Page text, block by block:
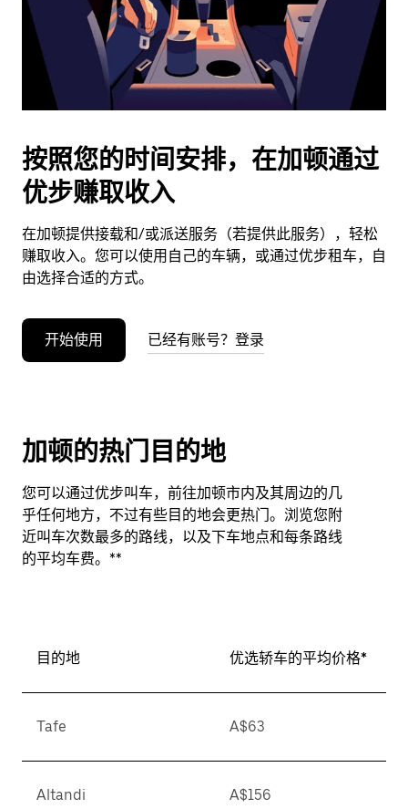
按
退
闭
日
历。
按照您的时间安排，在加顿通过
优步赚取收入
在加顿提供接载和/或派送服务（若提供此服务），轻松
赚取收入。您可以使用自己的车辆，或通过优步租车，自
由选择合适的方式。
开始使用 已经有账号？登录
加顿的热门目的地
您可以通过优步叫车，前往加顿市内及其周边的几
乎任何地方，不过有些目的地会更热门。浏览您附
近叫车次数最多的路线，以及下车地点和每条路线
的平均车费。**
目的地 优选轿车的平均价格*
Tafe A$63
Altandi
A$156